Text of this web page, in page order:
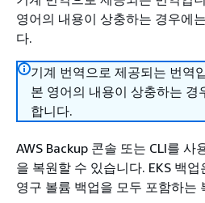
영어의 내용이 상충하는 경우에
다.
기계 번역으로 제공되는 번역
본 영어의 내용이 상충하는 경
합니다.
AWS Backup 콘솔 또는 CLI를 사
을 복원할 수 있습니다. EKS 백
영구 볼륨 백업을 모두 포함하는